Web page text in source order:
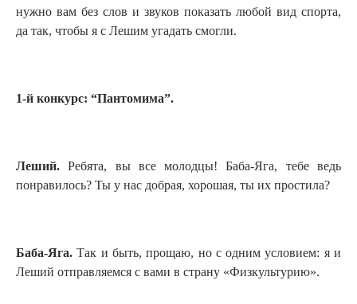
нужно вам без слов и звуков показать любой вид спорта,
да так, чтобы я с Лешим угадать смогли.
1-й конкурс: “Пантомима”.
Леший.
Ребята, вы все молодцы! Баба-Яга, тебе ведь
понравилось? Ты у нас добрая, хорошая, ты их простила?
Баба-Яга. Так и быть, прощаю, но с одним условием: я и
Леший отправляемся с вами в страну «Физкультурию».